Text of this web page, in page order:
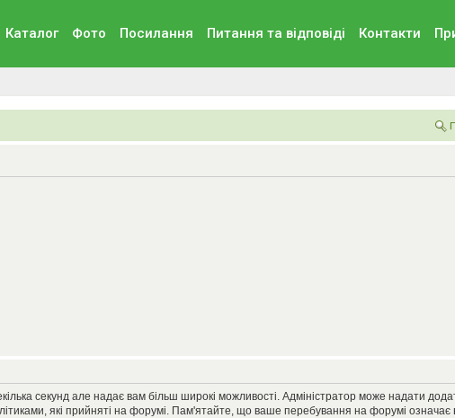
Каталог Фото Посилання Питання та вiдповiдi Контакти
секунд але надає вам більш широкі можливості. Адміністратор може надати
які прийняті на форумі. Пам'ятайте, що ваше перебування на форумі означає